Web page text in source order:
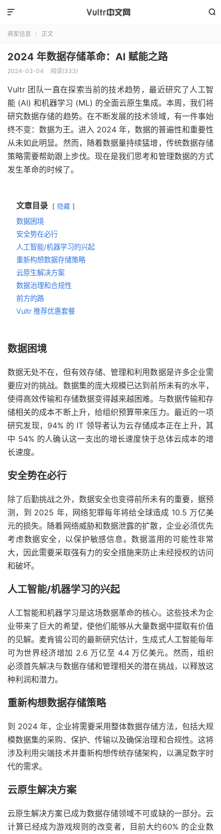


商家信息  正文
2024 年数据存储革命：AI 赋能之路
2024-03-04 阅读(333)
Vultr 团队一直在探索当前的技术趋势，最近研究了人工智
能 (AI) 和机器学习 (ML) 的全面云原生集成。本周，我们将
研究数据存储的趋势。在不断发展的技术领域，有一件事始
终不变：数据为王。进入 2024 年，数据的普遍性和重要性
从未如此明显。然而，随着数据量持续猛增，传统数据存储
策略需要帮助跟上步伐。现在是我们思考和管理数据的方式
发生革命的时候了。
文章目录 隐藏
数据困境
安全势在必行
人工智能/机器学习的兴起
重新构想数据存储策略
云原生解决方案
数据治理和合规性
前方的路
Vultr 推荐优惠套餐
数据困境
数据无处不在，但有效存储、管理和利用数据是许多企业需
要应对的挑战。数据集的庞大规模已达到前所未有的水平，
使得高效传输和存储数据变得越来越困难。与数据传输和存
储相关的成本不断上升，给组织预算带来压力。最近的一项
研究发现，94% 的 IT 领导者认为云存储成本正在上升，其
中 54% 的人确认这一支出的增长速度快于总体云成本的增
长速度。
安全势在必行
除了后勤挑战之外，数据安全也变得前所未有的重要，据预
测，到 2025 年，网络犯罪每年将给全球造成 10.5 万亿美
元的损失。随着网络威胁和数据泄露的扩散，企业必须优先
考虑数据安全，以保护敏感信息。数据滥用的可能性非常
大，因此需要采取强有力的安全措施来防止未经授权的访问
和破坏。
人工智能/机器学习的兴起
人工智能和机器学习是这场数据革命的核心。这些技术为企
业带来了巨大的希望，使他们能够从大量数据中提取有价值
的见解。麦肯锡公司的最新研究估计，生成式人工智能每年
可为世界经济增加 2.6 万亿至 4.4 万亿美元。然而，组织
必须首先解决与数据存储和管理相关的潜在挑战，以释放这
种利润和潜力。
重新构想数据存储策略
到 2024 年，企业将需要采用整体数据存储方法，包括大规
模数据集的采购、保护、传输以及确保治理和合规性。这将
涉及利用尖端技术并重新构想传统存储架构，以满足数字时
代的需求。
云原生解决方案
云原生解决方案已成为数据存储领域不可或缺的一部分。云
计算已经成为游戏规则的改变者，目前大约60% 的企业数